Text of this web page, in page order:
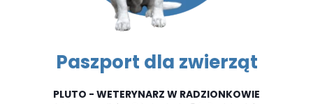
Paszport dla zwierząt
PLUTO - WETERYNARZ W RADZIONKOWIE